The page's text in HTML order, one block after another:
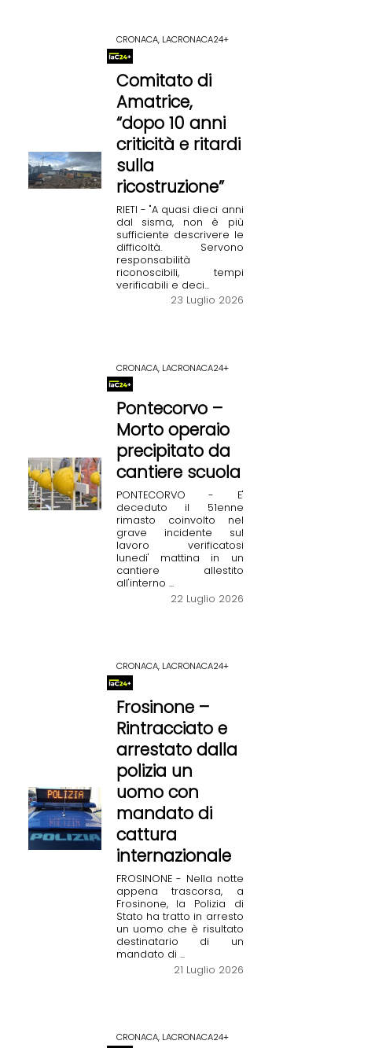
CRONACA, LACRONACA24+
Comitato di
Amatrice,
“dopo 10 anni
criticità e ritardi
sulla
ricostruzione”
RIETI - "A quasi dieci anni
dal sisma, non è più
sufficiente descrivere le
difficoltà. Servono
responsabilità
riconoscibili, tempi
verificabili e deci...
23 Luglio 2026
CRONACA, LACRONACA24+
Pontecorvo –
Morto operaio
precipitato da
cantiere scuola
PONTECORVO - E'
deceduto il 51enne
rimasto coinvolto nel
grave incidente sul
lavoro verificatosi
lunedi' mattina in un
cantiere allestito
all'interno ...
22 Luglio 2026
CRONACA, LACRONACA24+
Frosinone –
Rintracciato e
arrestato dalla
polizia un
uomo con
mandato di
cattura
internazionale
FROSINONE - Nella notte
appena trascorsa, a
Frosinone, la Polizia di
Stato ha tratto in arresto
un uomo che è risultato
destinatario di un
mandato di ...
21 Luglio 2026
CRONACA, LACRONACA24+